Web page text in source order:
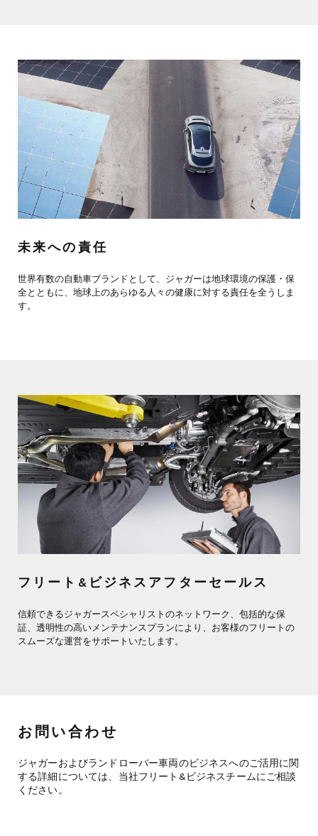
未来への責任
世界有数の自動車ブランドとして、ジャガーは地球環境の保護・保
全とともに、地球上のあらゆる人々の健康に対する責任を全うしま
す。
フリート&ビジネスアフターセールス
信頼できるジャガースペシャリストのネットワーク、包括的な保
証、透明性の高いメンテナンスプランにより、お客様のフリートの
スムーズな運営をサポートいたします。
お問い合わせ
ジャガーおよびランドローバー車両のビジネスへのご活用に関
する詳細については、当社フリート&ビジネスチームにご相談
ください。